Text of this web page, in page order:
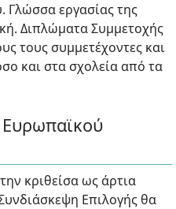
Γλώσσα εργασίας της
Διπλώματα Συμμετοχής
τους συμμετέχοντες και
και στα σχολεία από τα
Ευρωπαϊκού
κριθείσα ως άρτια
Επιλογής θα